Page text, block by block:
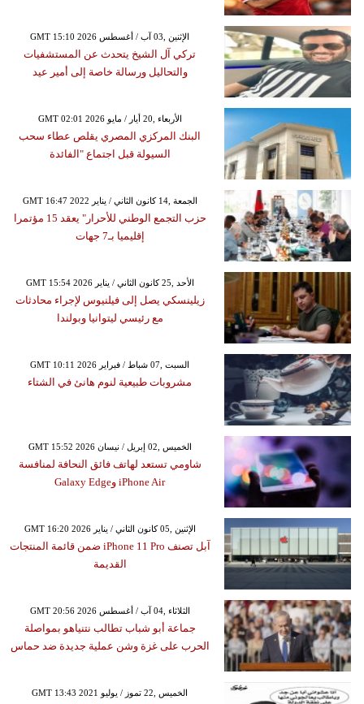
GMT 15:10 2026 الإثنين ,03 آب / أغسطس
تركي آل الشيخ يتحدث عن المستشفيات
والتحاليل ورسالة خاصة إلى أمير عيد
GMT 02:01 2026 الأربعاء ,20 أيار / مايو
البنك المركزي المصري يقلص عطاء سحب
السيولة قبل اجتماع "الفائدة
GMT 16:47 2022 الجمعة ,14 كانون الثاني / يناير
حزب التجمع الوطني للأحرار" يعقد 15 مؤتمرا
إقليميا بـ7 جهات
GMT 15:54 2026 الأحد ,25 كانون الثاني / يناير
زيلينسكي يصل إلى فيلنيوس لإجراء محادثات
مع رئيسي ليتوانيا وبولندا
GMT 10:11 2026 السبت ,07 شباط / فبراير
مشروبات طبيعية لنوم هانئ في الشتاء
GMT 15:52 2026 الخميس ,02 إبريل / نيسان
شاومي تستعد لهاتف فائق النحافة لمنافسة
iPhone Air وGalaxy Edge
GMT 16:20 2026 الإثنين ,05 كانون الثاني / يناير
آبل تصنف iPhone 11 Pro ضمن قائمة المنتجات
القديمة
GMT 20:56 2026 الثلاثاء ,04 آب / أغسطس
جماعة أبو شباب تطالب نتنياهو بمواصلة
الحرب على غزة وشن عملية جديدة ضد حماس
GMT 13:43 2021 الخميس ,22 تموز / يوليو